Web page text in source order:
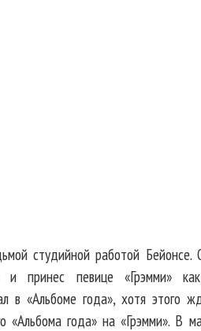
студийной работой Бейонсе.
и принес певице «Грэмми»
в «Альбоме года», хотя этого
года» на «Грэмми». В